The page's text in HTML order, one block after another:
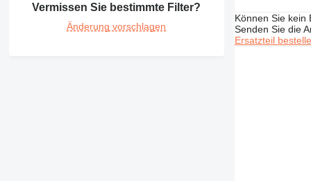
C-series
CB
Vermissen Sie bestimmte Filter?
Änderung vorschlagen
Können Sie kein
Senden Sie die
Ersatzteil